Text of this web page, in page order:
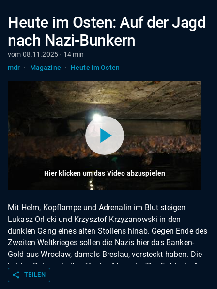
Heute im Osten: Auf der Jagd
nach Nazi-Bunkern
vom 08.11.2025 · 14 min
mdr · Magazine · Heute im Osten
Hier klicken um das Video abzuspielen
Mit Helm, Kopflampe und Adrenalin im Blut steigen
Lukasz Orlicki und Krzysztof Krzyzanowski in den
dunklen Gang eines alten Stollens hinab. Gegen Ende des
Zweiten Weltkrieges sollen die Nazis hier das Banken-
Gold aus Wroclaw, damals Breslau, versteckt haben. Die
beiden Polen arbeiten für das Magazin "Der Entdecker"
und gehen regelmäßig ungeklärten Rätseln und
share TEILEN